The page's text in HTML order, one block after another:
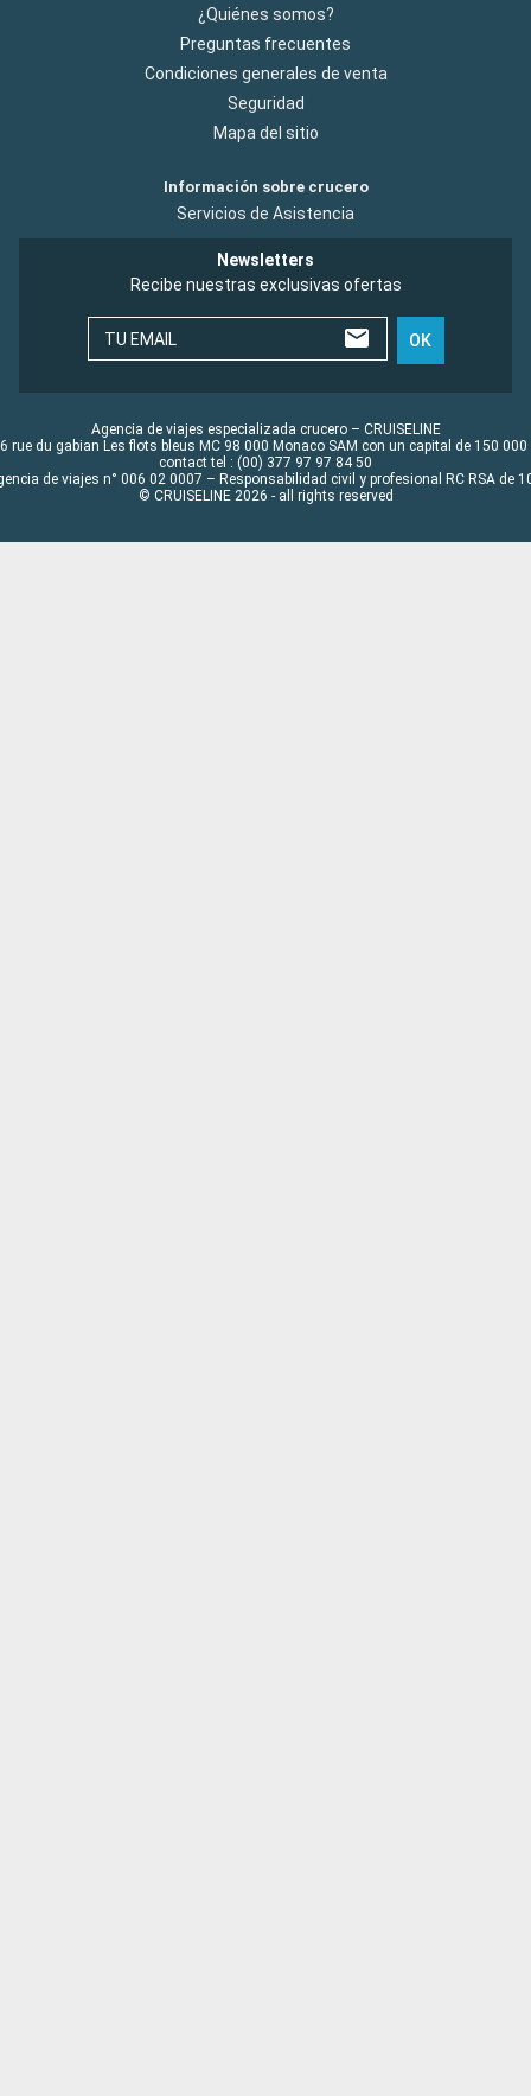
¿Quiénes somos?
Preguntas frecuentes
Condiciones generales de venta
Seguridad
Mapa del sitio
Información sobre crucero
Servicios de Asistencia
Newsletters
Recibe nuestras exclusivas ofertas
TU EMAIL OK
Agencia de viajes especializada crucero – CRUISELINE
rue du gabian Les flots bleus MC 98 000 Monaco SAM con un capital de 150 000
contact tel : (00) 377 97 97 84 50
de viajes n° 006 02 0007 – Responsabilidad civil y profesional RC RSA de
© CRUISELINE 2026 - all rights reserved